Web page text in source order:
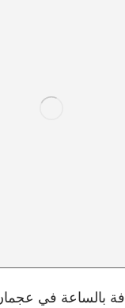
في عجمان :